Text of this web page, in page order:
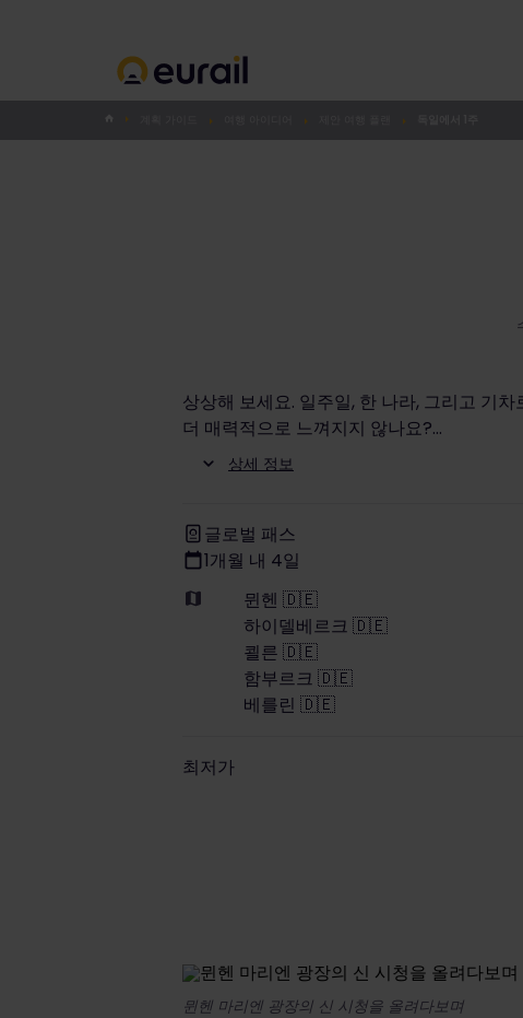
상상해 보세요. 일주일, 한 나라, 그리고 기
더 매력적으로 느껴지지 않나요?
상세 정보
글로벌 패스
1개월 내 4일
뮌헨 🇩🇪
하이델베르크 🇩🇪
쾰른 🇩🇪
함부르크 🇩🇪
베를린 🇩🇪
최저가
뮌헨 마리엔 광장의 신 시청을 올려다보며